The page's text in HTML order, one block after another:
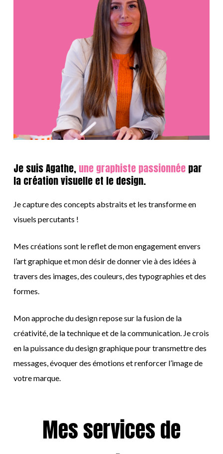
Je suis Agathe, une graphiste passionnéepar
la création visuelle et le design.
Je capture des concepts abstraits et les transforme en
visuels percutants !
Mes créations sont le reflet de mon engagement envers
l’art graphique et mon désir de donner vie à des idées à
travers des images, des couleurs, des typographies et des
formes.
Mon approche du design repose sur la fusion de la
créativité, de la technique et de la communication. Je crois
en la puissance du design graphique pour transmettre des
messages, évoquer des émotions et renforcer l’image de
votre marque.
Mes services de